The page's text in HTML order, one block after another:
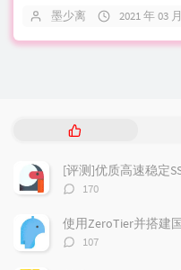
墨少离 2021 年 03
热
文
章
[评测]优质高速稳定
评
数：
170
使用ZeroTier并搭建
评
107